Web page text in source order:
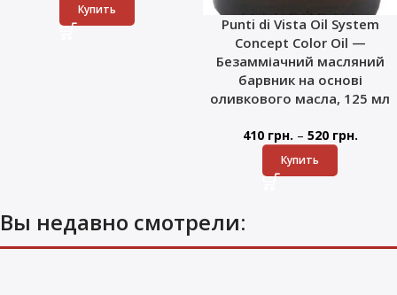
Купить
Punti di Vista Oil System
Concept Color Oil —
Безамміачний масляний
барвник на основі
оливкового масла, 125 мл
410 грн. – 520 грн.
Купить
Вы недавно смотрели: